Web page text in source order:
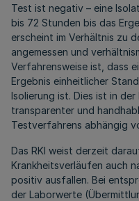
Test ist negativ – eine
bis 72 Stunden bis das
erscheint im Verhältnis zu
angemessen und
Verfahrensweise ist, dass
Ergebnis einheitlicher
Isolierung ist. Dies ist in
transparenter und
Testverfahrens abhängig
Das RKI weist derzeit
Krankheitsverläufen auch
positiv ausfallen. Bei
der Laborwerte